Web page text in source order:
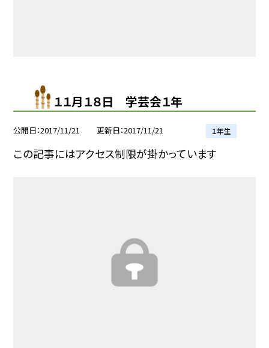
１１月１８日 学芸会１年
公開日 2017/11/21 更新日 2017/11/21 １年生
この記事にはアクセス制限が掛かっています